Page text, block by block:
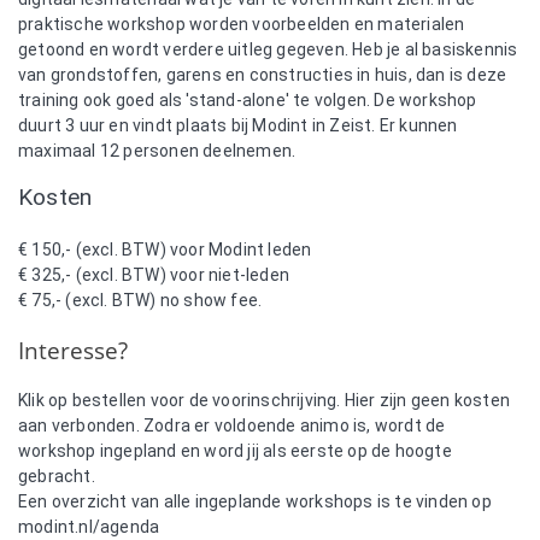
praktische workshop worden voorbeelden en materialen
getoond en wordt verdere uitleg gegeven. Heb je al basiskennis
van grondstoffen, garens en constructies in huis, dan is deze
training ook goed als 'stand-alone' te volgen. De workshop
duurt 3 uur en vindt plaats bij Modint in Zeist. Er kunnen
maximaal 12 personen deelnemen.
Kosten
€ 150,- (excl. BTW) voor Modint leden
€ 325,- (excl. BTW) voor niet-leden
€ 75,- (excl. BTW) no show fee.
Interesse?
Klik op bestellen voor de voorinschrijving. Hier zijn geen kosten
aan verbonden. Zodra er voldoende animo is, wordt de
workshop ingepland en word jij als eerste op de hoogte
gebracht.
Een overzicht van alle ingeplande workshops is te vinden op
modint.nl/agenda